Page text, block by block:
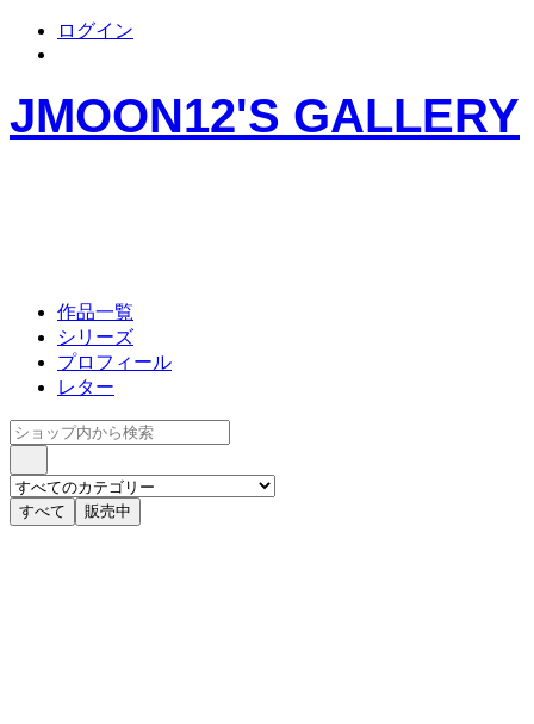
ログイン
JMOON12'S GALLERY
作品一覧
シリーズ
プロフィール
レター
すべて 販売中